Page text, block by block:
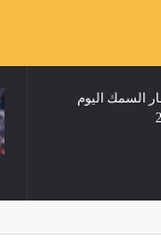
أسعار السمك اليوم